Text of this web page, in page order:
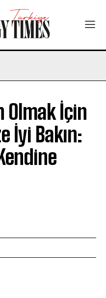
Olmak İçin
İyi Bakın: